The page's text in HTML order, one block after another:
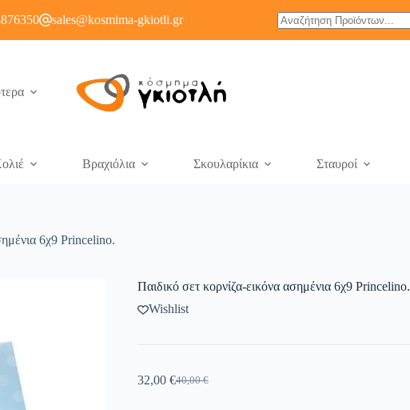
sales@kosmima-gkiotli.gr
Βραχιόλια Σκουλαρίκια Σταυροί
6χ9 Princelino.
Παιδικό σετ κορνίζα-εικόνα ασημένια 6χ9 Princelino.
Wishlist
40,00€
32,00 €